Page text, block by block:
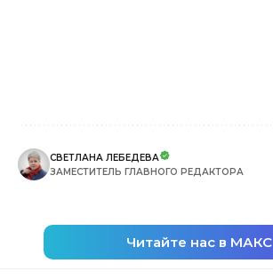
СВЕТЛАНА ЛЕБЕДЕВА
ЗАМЕСТИТЕЛЬ ГЛАВНОГО РЕДАКТОРА
Читайте нас в МАКС